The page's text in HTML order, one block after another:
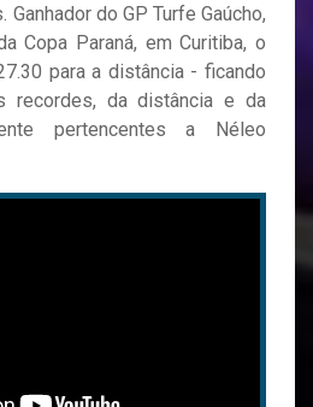
do GP Turfe Gaúcho,
Copa Paraná, em Curitiba, o
para a distância - ficando
recordes, da distância e da
pertencentes a Néleo